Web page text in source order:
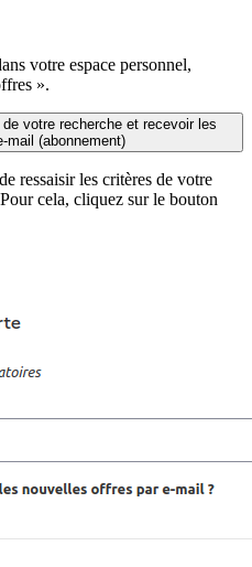
votre espace personnel,
».
votre recherche et recevoir les
mail (abonnement)
ressaisir les critères de votre
cela, cliquez sur le bouton